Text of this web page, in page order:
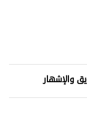
والإشهار